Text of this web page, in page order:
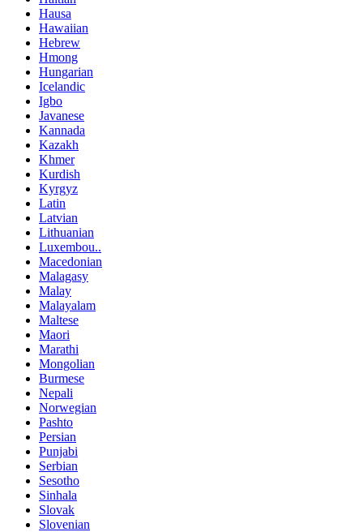
Hausa
Hawaiian
Hebrew
Hmong
Hungarian
Icelandic
Igbo
Javanese
Kannada
Kazakh
Khmer
Kurdish
Kyrgyz
Latin
Latvian
Lithuanian
Luxembou..
Macedonian
Malagasy
Malay
Malayalam
Maltese
Maori
Marathi
Mongolian
Burmese
Nepali
Norwegian
Pashto
Persian
Punjabi
Serbian
Sesotho
Sinhala
Slovak
Slovenian